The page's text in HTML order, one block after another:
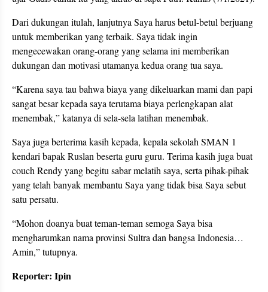
Dari dukungan itulah, lanjutnya Saya harus betul-betul berjuang
untuk memberikan yang terbaik. Saya tidak ingin
mengecewakan orang-orang yang selama ini memberikan
dukungan dan motivasi utamanya kedua orang tua saya.
“Karena saya tau bahwa biaya yang dikeluarkan mami dan papi
sangat besar kepada saya terutama biaya perlengkapan alat
menembak,” katanya di sela-sela latihan menembak.
Saya juga berterima kasih kepada, kepala sekolah SMAN 1
kendari bapak Ruslan beserta guru guru. Terima kasih juga buat
couch Rendy yang begitu sabar melatih saya, serta pihak-pihak
yang telah banyak membantu Saya yang tidak bisa Saya sebut
satu persatu.
“Mohon doanya buat teman-teman semoga Saya bisa
mengharumkan nama provinsi Sultra dan bangsa Indonesia…
Amin,” tutupnya.
Reporter: Ipin